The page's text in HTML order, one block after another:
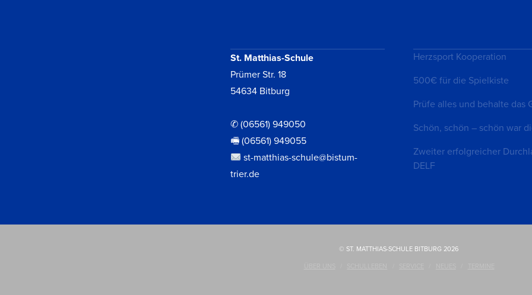
St. Matthias-Schule
Prümer Str. 18
54634 Bitburg
✆ (06561) 949050
🖷 (06561) 949055
st-matthias-schule@bistum-
trier.de
Herzsport Kooperation
500€ für die Spielkiste
Prüfe alles und behalte das
Schön, schön – schön war
Zweiter erfolgreicher
DELF
© ST. MATTHIAS-SCHULE BITBURG 2026